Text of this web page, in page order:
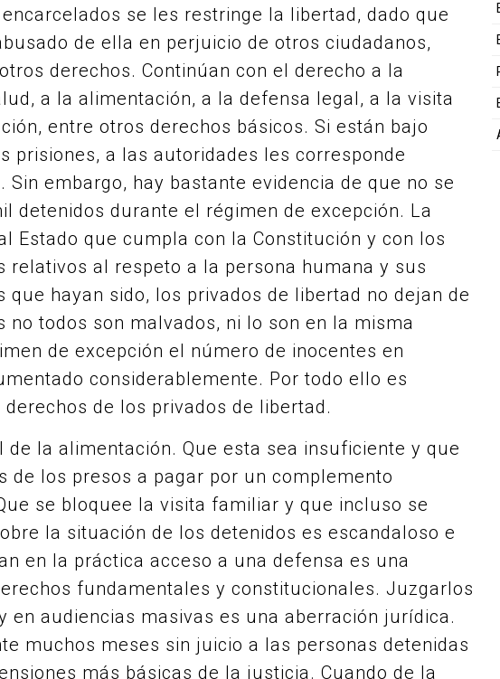
se les restringe la libertad, dado que
de ella en perjuicio de otros ciudadanos,
derechos. Continúan con el derecho a la
a la alimentación, a la defensa legal, a la visita
entre otros derechos básicos. Si están bajo
prisiones, a las autoridades les corresponde
Sin embargo, hay bastante evidencia de que no se
detenidos durante el régimen de excepción. La
Estado que cumpla con la Constitución y con los
relativos al respeto a la persona humana y sus
que hayan sido, los privados de libertad no dejan de
no todos son malvados, ni lo son en la misma
de excepción el número de inocentes en
considerablemente. Por todo ello es
de los privados de libertad.
de la alimentación. Que esta sea insuficiente y que
de los presos a pagar por un complemento
se bloquee la visita familiar y que incluso se
la situación de los detenidos es escandaloso e
en la práctica acceso a una defensa es una
fundamentales y constitucionales. Juzgarlos
en audiencias masivas es una aberración jurídica.
muchos meses sin juicio a las personas detenidas
más básicas de la justicia. Cuando de la